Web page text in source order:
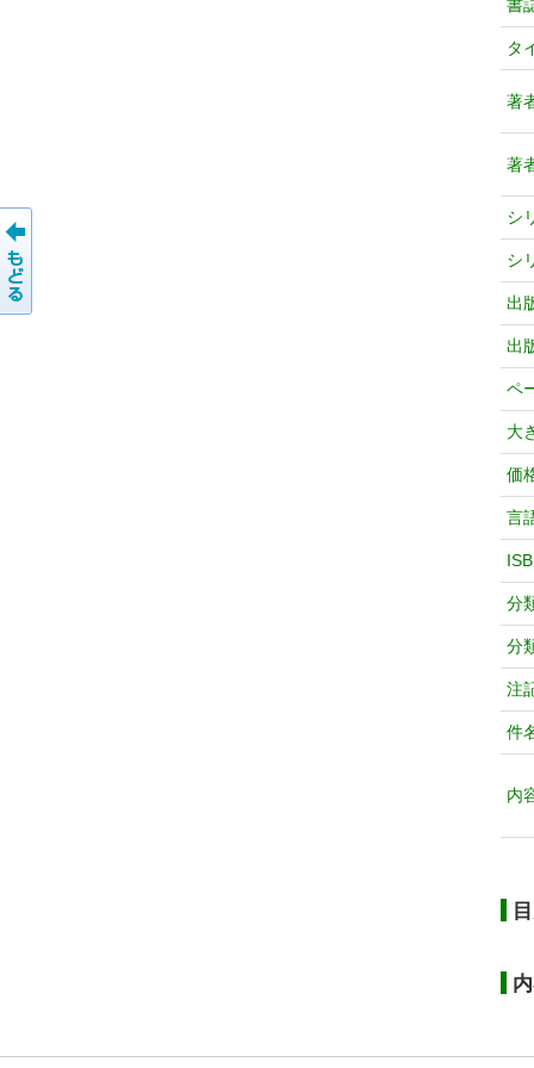
書
タ
著
著
シ
シ
出
出
ペ
大
価
言
分
分
注
件
内